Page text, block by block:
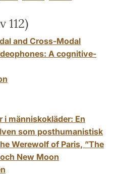
112)
and Cross-Modal
A cognitive-
i människokläder: En
som posthumanistisk
Werewolf of Paris, ”The
New Moon